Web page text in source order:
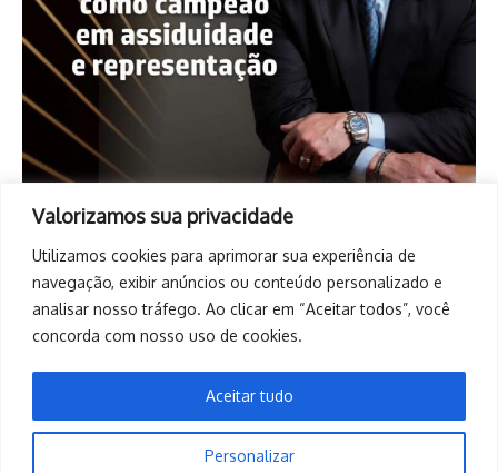
Valorizamos sua privacidade
Utilizamos cookies para aprimorar sua experiência de
navegação, exibir anúncios ou conteúdo personalizado e
analisar nosso tráfego. Ao clicar em “Aceitar todos”, você
concorda com nosso uso de cookies.
Personalizar
Aceitar tudo